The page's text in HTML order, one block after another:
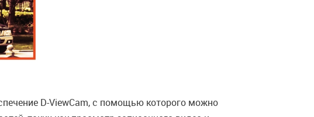
D-ViewCam, с помощью которого можно